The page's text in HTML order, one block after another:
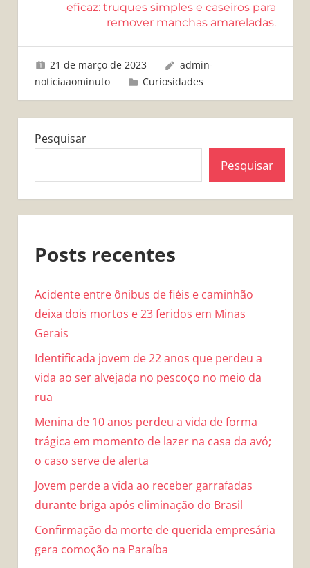
eficaz: truques simples e caseiros para
remover manchas amareladas.
21 de março de 2023
admin-
noticiaaominuto
Curiosidades
Pesquisar
Pesquisar
Posts recentes
Acidente entre ônibus de fiéis e caminhão
deixa dois mortos e 23 feridos em Minas
Gerais
Identificada jovem de 22 anos que perdeu a
vida ao ser alvejada no pescoço no meio da
rua
Menina de 10 anos perdeu a vida de forma
trágica em momento de lazer na casa da avó;
o caso serve de alerta
Jovem perde a vida ao receber garrafadas
durante briga após eliminação do Brasil
Confirmação da morte de querida empresária
gera comoção na Paraíba